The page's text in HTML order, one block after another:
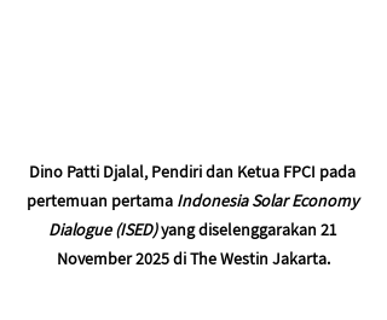
Dino Patti Djalal, Pendiri dan Ketua FPCI pada
pertemuan pertama Indonesia Solar Economy
Dialogue (ISED) yang diselenggarakan 21
November 2025 di The Westin Jakarta.